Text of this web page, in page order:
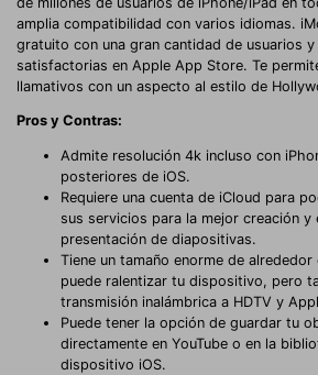
amplia compatibilidad con varios idiomas.
gratuito con una gran cantidad de usuarios
satisfactorias en Apple App Store. Te
llamativos con un aspecto al estilo de
Pros y Contras:
Admite resolución 4k incluso con
posteriores de iOS.
Requiere una cuenta de iCloud para
sus servicios para la mejor creación y
presentación de diapositivas.
Tiene un tamaño enorme de
puede ralentizar tu dispositivo, pero
transmisión inalámbrica a HDTV y
Puede tener la opción de guardar tu
directamente en YouTube o en la
dispositivo iOS.